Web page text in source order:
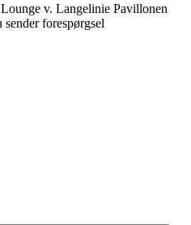
v. Langelinie Pavillonen
forespørgsel